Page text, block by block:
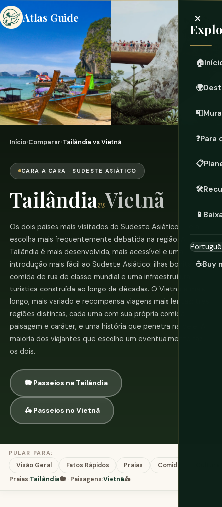
Atlas Guide ×
🏠
🌍
📮
❓Para
📋
🛠️
📱
☕Buy
Início›Comparar›Tailândia vs Vietnã
CARA A CARA · SUDESTE ASIÁTICO
TailândiavsVietnã
Os dois países mais visitados do Sudeste Asiático — e a
escolha mais frequentemente debatida na região. A
Tailândia é mais desenvolvida, mais acessível e uma
introdução mais fácil ao Sudeste Asiático: ilhas bonitas,
comida de rua de classe mundial e uma infraestrutura
turística construída ao longo de décadas. O Vietnã é mais
longo, mais variado e recompensa viagens mais lentas: três
regiões distintas, cada uma com sua própria comida,
paisagem e caráter, e uma história que penetra na pele. A
maioria dos viajantes que escolhe um eventualmente faz
os dois.
🐘 Passeios na Tailândia
🛵 Passeios no Vietnã
PULAR PARA:
Visão Geral Fatos Rápidos Praias Comida
Praias:Tailândia🐘 · Paisagens:Vietnã🛵